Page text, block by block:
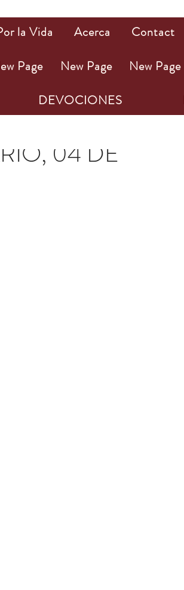
04 DE
la Vida Acerca Contact
Page New Page New Page
DEVOCIONES